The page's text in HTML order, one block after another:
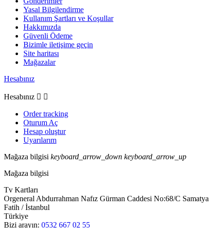
Yasal Bilgilendirme
Kullanım Şartları ve Koşullar
Hakkımızda
Güvenli Ödeme
Bizimle iletişime geçin
Site haritası
Mağazalar
Hesabınız
Hesabınız  
Order tracking
Oturum Aç
Hesap oluştur
Uyarılarım
Mağaza bilgisi keyboard_arrow_down keyboard_arrow_up
Mağaza bilgisi
Tv Kartları
Orgeneral Abdurrahman Nafız Gürman Caddesi No:68/C Samatya
Fatih / İstanbul
Türkiye
Bizi arayın: 0532 667 02 55